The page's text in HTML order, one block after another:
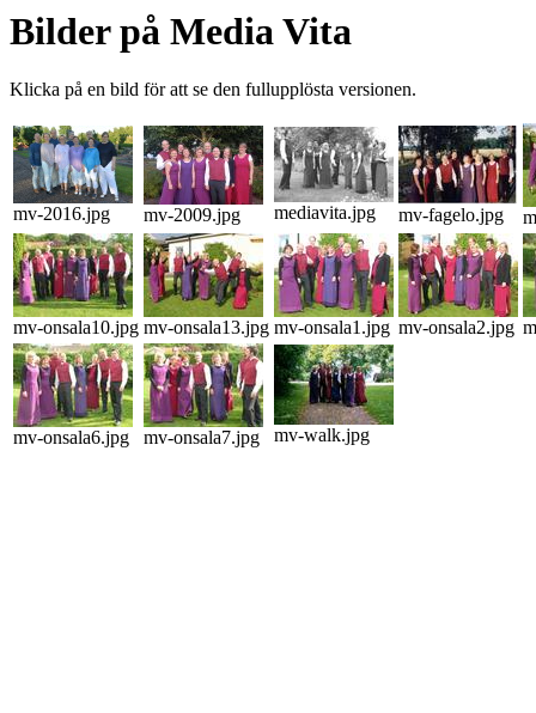
Bilder på Media Vita
Klicka på en bild för att se den fullupplösta versionen.
mv-2016.jpg mv-2009.jpg mediavita.jpg mv-fagelo.jpg
mv-onsala10.jpg mv-onsala13.jpg mv-onsala1.jpg mv-onsala2.jpg
mv-onsala6.jpg mv-onsala7.jpg mv-walk.jpg